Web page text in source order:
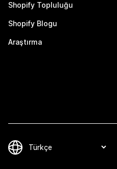
Shopify Topluluğu
Shopify Blogu
Araştırma